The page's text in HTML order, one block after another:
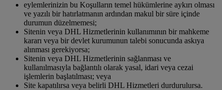
eylemlerinizin bu Koşulların temel hükümlerine aykırı olması
ve yazılı bir hatırlatmanın ardından makul bir süre içinde
durumun düzelmemesi;
Sitenin veya DHL Hizmetlerinin kullanımının bir mahkeme
kararı veya bir devlet kurumunun talebi sonucunda askıya
alınması gerekiyorsa;
Sitenin veya DHL Hizmetlerinin sağlanması ve
kullanılmasıyla bağlantılı olarak yasal, idari veya cezai
işlemlerin başlatılması; veya
Site kapatılırsa veya belirli DHL Hizmetleri durdurulursa.